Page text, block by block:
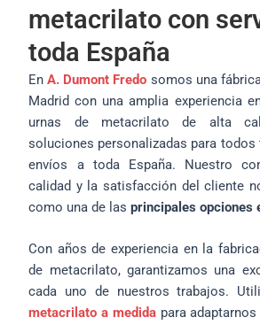
metacrilato con
toda España
EnA. Dumont Fredo somos una
Madrid con una amplia experiencia
urnas de metacrilato de alta
soluciones personalizadas para
envíos a toda España. Nuestro
calidad y la satisfacción del cliente
como una de lasprincipales opciones
Con años de experiencia en la
de metacrilato, garantizamos una
cada uno de nuestros trabajos.
metacrilato a medidapara